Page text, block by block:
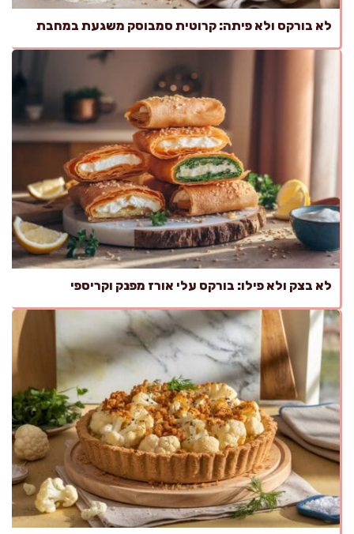
לא בורקס ולא פיתה: קרוטית סמבוסק משגעת במחבת
לא בצק ולא פילו: בורקס עלי אורז מפנק וקריספי